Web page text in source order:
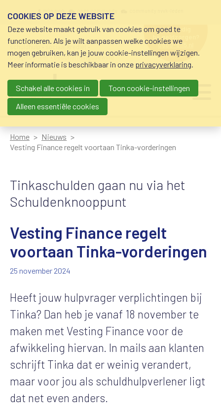
schuldhulp • sociaal krediet •
budgetbeheer • beschermingsbewind
hulp nodig
bij geldzorgen?
0800-8115.nl
Main navigation
Home
Nieuws
Vesting Finance regelt voortaan Tinka-vorderingen
Tinkaschulden gaan nu via het
Schuldenknooppunt
Vesting Finance regelt
voortaan Tinka-vorderingen
25 november 2024
Heeft jouw hulpvrager verplichtingen bij
Tinka? Dan heb je vanaf 18 november te
maken met Vesting Finance voor de
afwikkeling hiervan. In mails aan klanten
schrijft Tinka dat er weinig verandert,
maar voor jou als schuldhulpverlener ligt
dat net even anders.
COOKIES OP DEZE WEBSITE
Deze website maakt gebruik van cookies om goed te
functioneren. Als je wilt aanpassen welke cookies we
mogen gebruiken, kan je jouw cookie-instellingen wijzigen.
Meer informatie is beschikbaar in onze privacyverklaring.
Schakel alle cookies in
Toon cookie-instellingen
Alleen essentiële cookies